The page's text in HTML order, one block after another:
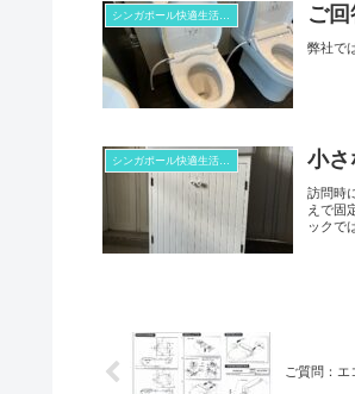
ご
弊社で
シンガポール快適生活コラム 小さ
訪問時
えで固
ックで
ご質問：エ